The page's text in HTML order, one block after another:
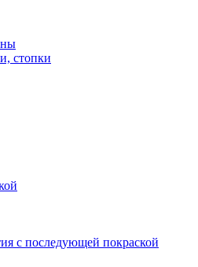
стопки
с последующей покраской